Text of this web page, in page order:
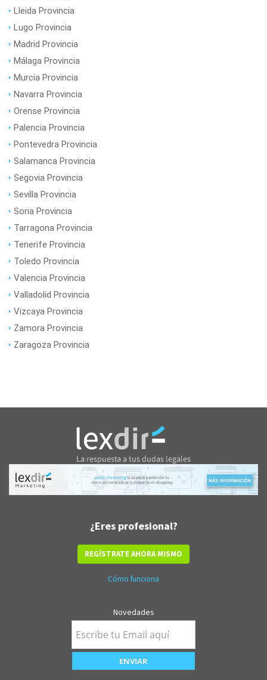
Lleida Provincia
Lugo Provincia
Madrid Provincia
Málaga Provincia
Murcia Provincia
Navarra Provincia
Orense Provincia
Palencia Provincia
Pontevedra Provincia
Salamanca Provincia
Segovia Provincia
Sevilla Provincia
Soria Provincia
Tarragona Provincia
Tenerife Provincia
Toledo Provincia
Valencia Provincia
Valladolid Provincia
Vizcaya Provincia
Zamora Provincia
Zaragoza Provincia
¿Eres profesional?
REGÍSTRATE AHORA MISMO
Cómo funciona
Novedades